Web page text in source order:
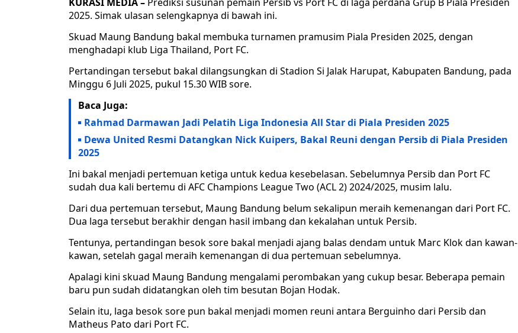
2025. Simak ulasan selengkapnya di bawah ini.
Skuad Maung Bandung bakal membuka turnamen pramusim Piala Presiden 2025, dengan
menghadapi klub Liga Thailand, Port FC.
Pertandingan tersebut bakal dilangsungkan di Stadion Si Jalak Harupat, Kabupaten Bandung, pada
Minggu 6 Juli 2025, pukul 15.30 WIB sore.
Baca Juga:
Rahmad Darmawan Jadi Pelatih Liga Indonesia All Star di Piala Presiden 2025
Dewa United Resmi Datangkan Nick Kuipers, Bakal Reuni dengan Persib di Piala Presiden
2025
Ini bakal menjadi pertemuan ketiga untuk kedua kesebelasan. Sebelumnya Persib dan Port FC
sudah dua kali bertemu di AFC Champions League Two (ACL 2) 2024/2025, musim lalu.
Dari dua pertemuan tersebut, Maung Bandung belum sekalipun meraih kemenangan dari Port FC.
Dua laga tersebut berakhir dengan hasil imbang dan kekalahan untuk Persib.
Tentunya, pertandingan besok sore bakal menjadi ajang balas dendam untuk Marc Klok dan kawan-
kawan, setelah gagal meraih kemenangan di dua pertemuan sebelumnya.
Apalagi kini skuad Maung Bandung mengalami perombakan yang cukup besar. Beberapa pemain
baru pun sudah didatangkan oleh tim besutan Bojan Hodak.
Selain itu, laga besok sore pun bakal menjadi momen reuni antara Berguinho dari Persib dan
Matheus Pato dari Port FC.